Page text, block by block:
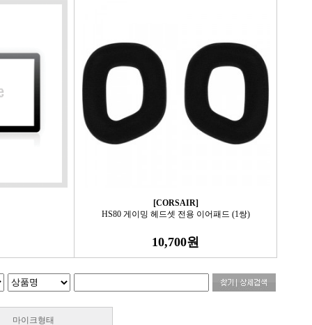
[CORSAIR]
HS80 게이밍 헤드셋 전용 이어패드 (1쌍)
10,700원
마이크형태